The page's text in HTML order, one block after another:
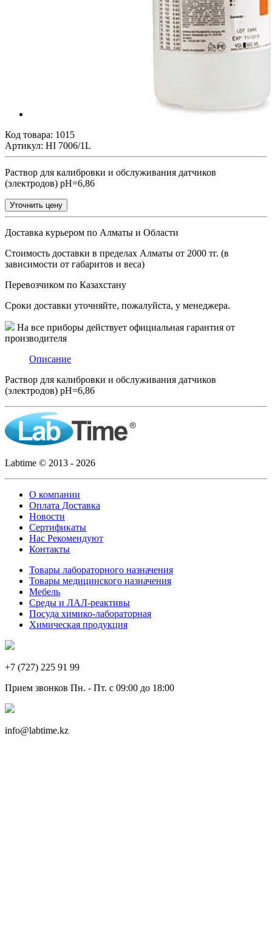
Код товара: 1015
Артикул: HI 7006/1L
Раствор для калибровки и обслуживания датчиков
(электродов) рН=6,86
Уточнить цену
Доставка курьером по Алматы и Области
Стоимость доставки в пределах Алматы от 2000 тг. (в
зависимости от габаритов и веса)
Перевозчиком по Казахстану
Сроки доставки уточняйте, пожалуйста, у менеджера.
На все приборы действует официальная гарантия от
производителя
Описание
Раствор для калибровки и обслуживания датчиков
(электродов) рН=6,86
Labtime © 2013 - 2026
О компании
Оплата Доставка
Новости
Сертификаты
Нас Рекомендуют
Контакты
Товары лабораторного назначения
Товары медицинского назначения
Мебель
Среды и ЛАЛ-реактивы
Посуда химико-лабораторная
Химическая продукция
+7 (727) 225 91 99
Прием звонков Пн. - Пт. с 09:00 до 18:00
info@labtime.kz